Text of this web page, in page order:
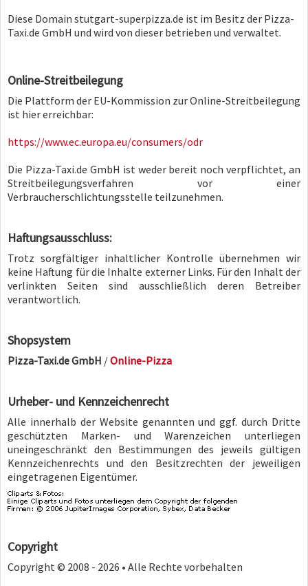
Diese Domain stutgart-superpizza.de ist im Besitz der Pizza-
Taxi.de GmbH und wird von dieser betrieben und verwaltet.
Online-Streitbeilegung
Die Plattform der EU-Kommission zur Online-Streitbeilegung
ist hier erreichbar:
https://www.ec.europa.eu/consumers/odr
Die Pizza-Taxi.de GmbH ist weder bereit noch verpflichtet, an
Streitbeilegungsverfahren vor einer
Verbraucherschlichtungsstelle teilzunehmen.
Haftungsausschluss:
Trotz sorgfältiger inhaltlicher Kontrolle übernehmen wir
keine Haftung für die Inhalte externer Links. Für den Inhalt der
verlinkten Seiten sind ausschließlich deren Betreiber
verantwortlich.
Shopsystem
Pizza-Taxi.de GmbH /Online-Pizza
Urheber- und Kennzeichenrecht
Alle innerhalb der Website genannten und ggf. durch Dritte
geschützten Marken- und Warenzeichen unterliegen
uneingeschränkt den Bestimmungen des jeweils gültigen
Kennzeichenrechts und den Besitzrechten der jeweiligen
eingetragenen Eigentümer.
Copyright
Copyright © 2008 - 2026 • Alle Rechte vorbehalten